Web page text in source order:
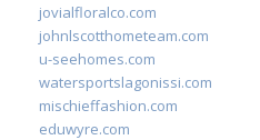
jovialfloralco.com
johnlscotthometeam.com
u-seehomes.com
watersportslagonissi.com
mischieffashion.com
eduwyre.com